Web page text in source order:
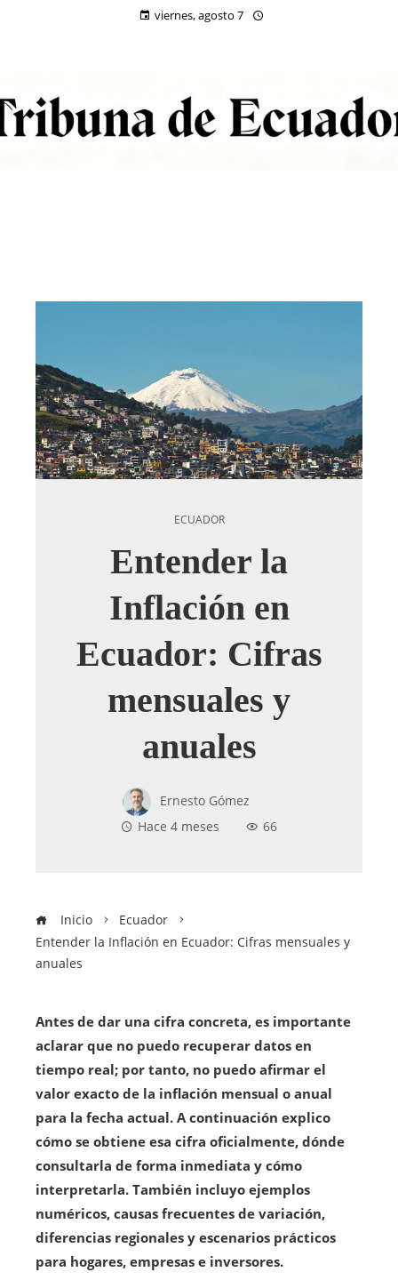
viernes, agosto 7
ECUADOR
Entender la
Inflación en
Ecuador: Cifras
mensuales y
anuales
Ernesto Gómez
Hace 4 meses
66
Inicio
Ecuador
Entender la Inflación en Ecuador: Cifras mensuales y
anuales
Antes de dar una cifra concreta, es importante
aclarar que no puedo recuperar datos en
tiempo real; por tanto, no puedo afirmar el
valor exacto de la inflación mensual o anual
para la fecha actual. A continuación explico
cómo se obtiene esa cifra oficialmente, dónde
consultarla de forma inmediata y cómo
interpretarla. También incluyo ejemplos
numéricos, causas frecuentes de variación,
diferencias regionales y escenarios prácticos
para hogares, empresas e inversores.